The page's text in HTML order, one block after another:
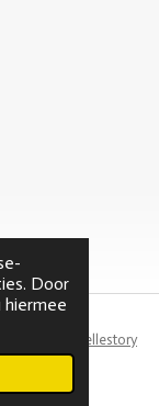
Door
hiermee
Tellestory